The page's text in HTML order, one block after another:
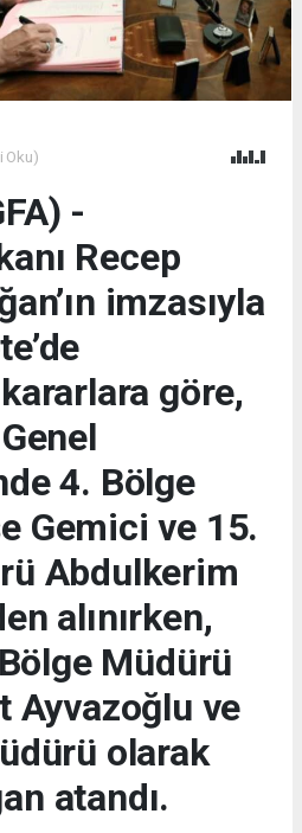
Oku)
-
Recep
imzasıyla
göre,
4. Bölge
Gemici ve 15.
Abdulkerim
alınırken,
Müdürü
Ayvazoğlu ve
olarak
atandı.